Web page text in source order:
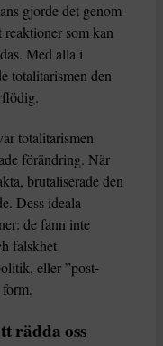
gjorde det genom
som kan
Med alla i
totalitarismen den
totalitarismen
förändring. När
brutaliserade den
Dess ideala
de fann inte
falskhet
eller ”post-
rädda oss